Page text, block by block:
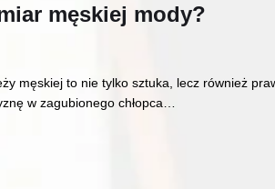
męskiej mody?
męskiej to nie tylko sztuka, lecz również
w zagubionego chłopca…